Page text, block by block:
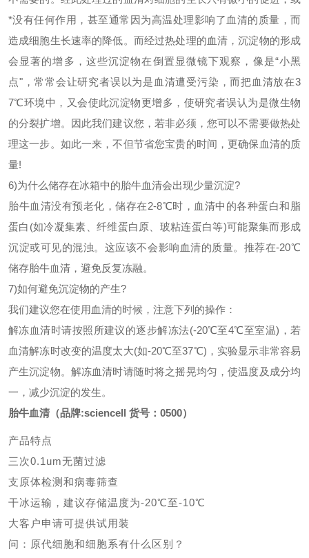
*没有任何作用，甚至通常因为高温处理影响了血清的质量，而
造成细胞生长速率的降低。而经过热处理的血清，沉淀物的形成
会显著的增多，这些沉淀物在倒置显微镜下观察，像是“小黑
点"，常常会让研究者误以为是血清遭受污染，而把血清放在3
7℃环境中，又会使此沉淀物更增多，使研究者误认为是微生物
的分裂扩增。因此我们建议您，若非必须，您可以不需要做热处
理这一步。如此一来，不但节省您宝贵的时间，更确保血清的质
量!
6)为什么储存在冰箱中的胎牛血清会出现少量沉淀?
胎牛血清没有预老化，储存在2-8℃时，血清中的各种蛋白和脂
蛋白(如冷凝集素、纤维蛋白原、玻粘连蛋白等)可能聚集而形成
沉淀或可见的混浊。这应该不会影响血清的质量。推荐在-20℃
储存胎牛血清，避免反复冻融。
7)如何避免沉淀物的产生?
我们建议您在使用血清的时候，注意下列的操作：
解冻血清时请按照所建议的逐步解冻法(-20℃至4℃至室温)，若
血清解冻时改变的温度太大(如-20℃至37℃)，实验显示非常容易
产生沉淀物。解冻血清时请随时将之摇晃均匀，使温度及成分均
一，减少沉淀的发生。
胎牛血清（品牌:sciencell 货号：0500）
产品特点
三次0.1um无菌过滤
支原体检测和病毒筛查
干冰运输，建议存储温度为-20℃至-10℃
大客户申请可提供试用装
问：原代细胞和细胞系有什么区别？